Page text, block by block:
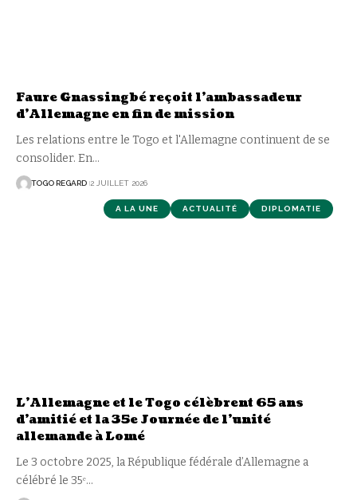
Faure Gnassingbé reçoit l’ambassadeur
d’Allemagne en fin de mission
Les relations entre le Togo et l'Allemagne continuent de se
consolider. En…
TOGO REGARD 2 JUILLET 2026
A LA UNE ACTUALITÉ DIPLOMATIE
L’Allemagne et le Togo célèbrent 65 ans
d’amitié et la 35e Journée de l’unité
allemande à Lomé
Le 3 octobre 2025, la République fédérale d’Allemagne a
célébré le 35ᵉ…